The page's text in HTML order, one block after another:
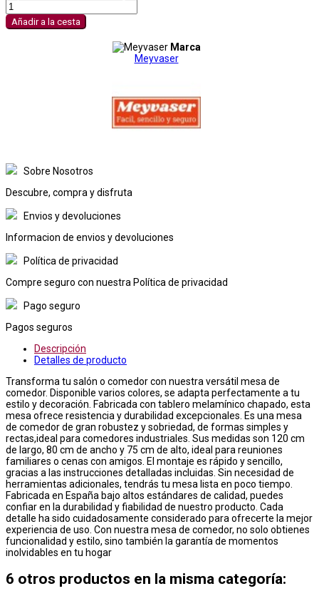
Añadir a la cesta
Marca
Meyvaser
Sobre Nosotros
Descubre, compra y disfruta
Envios y devoluciones
Informacion de envios y devoluciones
Política de privacidad
Compre seguro con nuestra Política de privacidad
Pago seguro
Pagos seguros
Descripción
Detalles de producto
Transforma tu salón o comedor con nuestra versátil mesa de
comedor. Disponible varios colores, se adapta perfectamente a tu
estilo y decoración. Fabricada con tablero melamínico chapado, esta
mesa ofrece resistencia y durabilidad excepcionales. Es una mesa
de comedor de gran robustez y sobriedad, de formas simples y
rectas,ideal para comedores industriales. Sus medidas son 120 cm
de largo, 80 cm de ancho y 75 cm de alto, ideal para reuniones
familiares o cenas con amigos. El montaje es rápido y sencillo,
gracias a las instrucciones detalladas incluidas. Sin necesidad de
herramientas adicionales, tendrás tu mesa lista en poco tiempo.
Fabricada en España bajo altos estándares de calidad, puedes
confiar en la durabilidad y fiabilidad de nuestro producto. Cada
detalle ha sido cuidadosamente considerado para ofrecerte la mejor
experiencia de uso. Con nuestra mesa de comedor, no solo obtienes
funcionalidad y estilo, sino también la garantía de momentos
inolvidables en tu hogar
6 otros productos en la misma categoría: